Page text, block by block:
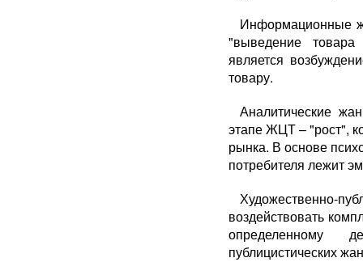
Информационные
"выведение
является
товару.
Аналитические
этапе ЖЦТ – "рост",
рынка. В основе
потребителя лежит
воздействовать
определенному
публицистических